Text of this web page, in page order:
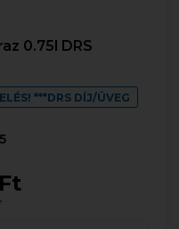
0.75l DRS
***DRS DÍJ/ÜVEG